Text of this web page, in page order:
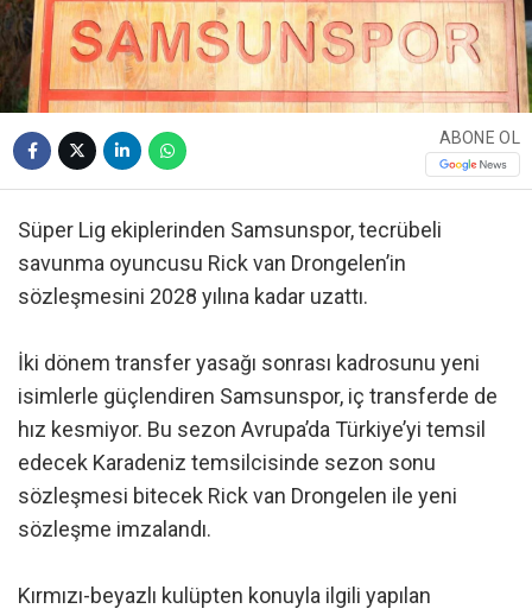
ABONE OL
Süper Lig ekiplerinden Samsunspor, tecrübeli
savunma oyuncusu Rick van Drongelen’in
sözleşmesini 2028 yılına kadar uzattı.
İki dönem transfer yasağı sonrası kadrosunu yeni
isimlerle güçlendiren Samsunspor, iç transferde de
hız kesmiyor. Bu sezon Avrupa’da Türkiye’yi temsil
edecek Karadeniz temsilcisinde sezon sonu
sözleşmesi bitecek Rick van Drongelen ile yeni
sözleşme imzalandı.
Kırmızı-beyazlı kulüpten konuyla ilgili yapılan